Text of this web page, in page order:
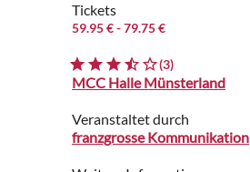
Tickets
59.95 €- 79.75 €
(3)
MCC Halle Münsterland
Veranstaltet durch
franzgrosse Kommunikation